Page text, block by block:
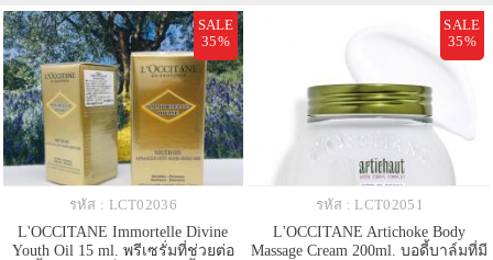
SALE
35%
รหัส : LCT02036
L'OCCITANE Immortelle Divine
Youth Oil 15 ml. พรีเซรั่มที่ช่วยต่อ
SALE
35%
รหัส : LCT02051
L'OCCITANE Artichoke Body
Massage Cream 200ml. บอดี้บาล์มที่มี